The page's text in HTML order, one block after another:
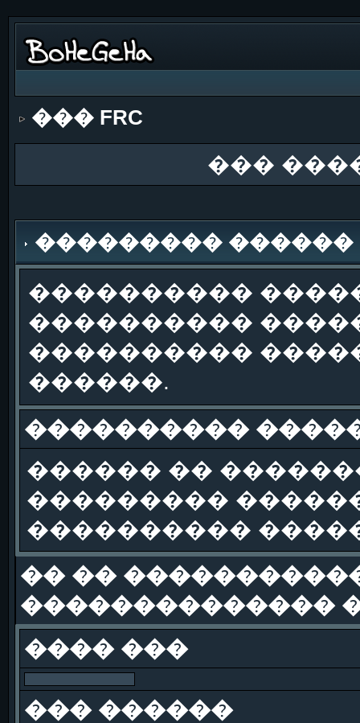
��� FRC
���
��������� ������
����������
����������
����������
������.
����������
������ ��
���������
����������
�� ��
��������������
���� ���
��� ������